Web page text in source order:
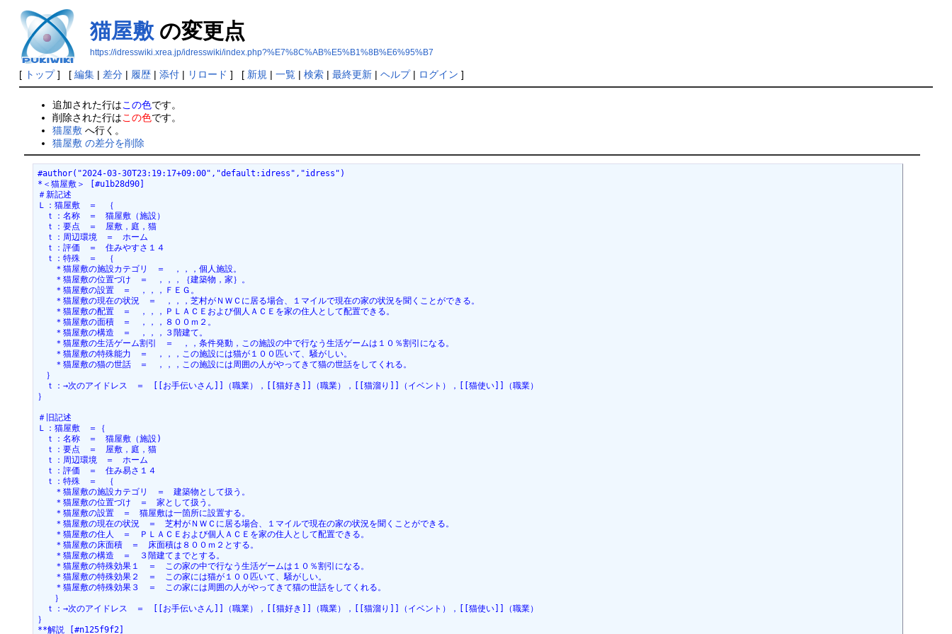
猫屋敷の変更点
https://idresswiki.xrea.jp/idresswiki/index.php?%E7%8C%AB%E5%B1%8B%E6%95%B7
[ トップ] [ 編集| 差分| 履歴| 添付| リロード ] [ 新規 | 一覧| 検索| 最終更新| ヘルプ| ログイン ]
追加された行はこの色です。
削除された行はこの色です。
猫屋敷 へ行く。
猫屋敷 の差分を削除
#author("2024-03-30T23:19:17+09:00","default:idress","idress")
*＜猫屋敷＞ [#u1b28d90]
＃新記述
Ｌ：猫屋敷　＝　｛
ｔ：名称　＝　猫屋敷（施設）
ｔ：要点　＝　屋敷，庭，猫
ｔ：周辺環境　＝　ホーム
ｔ：評価　＝　住みやすさ１４
ｔ：特殊　＝　｛
＊猫屋敷の施設カテゴリ　＝　，，，個人施設。
＊猫屋敷の位置づけ　＝　，，，｛建築物，家｝。
＊猫屋敷の設置　＝　，，，ＦＥＧ。
＊猫屋敷の現在の状況　＝　，，，芝村がＮＷＣに居る場合、１マイルで現在の家の状況を聞くことができる。
＊猫屋敷の配置　＝　，，，ＰＬＡＣＥおよび個人ＡＣＥを家の住人として配置できる。
＊猫屋敷の面積　＝　，，，８００ｍ２。
＊猫屋敷の構造　＝　，，，３階建て。
＊猫屋敷の生活ゲーム割引　＝　，，条件発動，この施設の中で行なう生活ゲームは１０％割引になる。
＊猫屋敷の特殊能力　＝　，，，この施設には猫が１００匹いて、騒がしい。
＊猫屋敷の猫の世話　＝　，，，この施設には周囲の人がやってきて猫の世話をしてくれる。
｝
ｔ：→次のアイドレス　＝　[[お手伝いさん]]（職業），[[猫好き]]（職業），[[猫溜り]]（イベント），[[猫使い]]（職業）
｝
＃旧記述
Ｌ：猫屋敷　＝｛
ｔ：名称　＝　猫屋敷（施設)
ｔ：要点　＝　屋敷，庭，猫
ｔ：周辺環境　＝　ホーム
ｔ：評価　＝　住み易さ１４
ｔ：特殊　＝　｛
＊猫屋敷の施設カテゴリ　＝　建築物として扱う。
＊猫屋敷の位置づけ　＝　家として扱う。
＊猫屋敷の設置　＝　猫屋敷は一箇所に設置する。
＊猫屋敷の現在の状況　＝　芝村がＮＷＣに居る場合、１マイルで現在の家の状況を聞くことができる。
＊猫屋敷の住人　＝　ＰＬＡＣＥおよび個人ＡＣＥを家の住人として配置できる。
＊猫屋敷の床面積　＝　床面積は８００ｍ２とする。
＊猫屋敷の構造　＝　３階建てまでとする。
＊猫屋敷の特殊効果１　＝　この家の中で行なう生活ゲームは１０％割引になる。
＊猫屋敷の特殊効果２　＝　この家には猫が１００匹いて、騒がしい。
＊猫屋敷の特殊効果３　＝　この家には周囲の人がやってきて猫の世話をしてくれる。
｝
ｔ：→次のアイドレス　＝　[[お手伝いさん]]（職業），[[猫好き]]（職業），[[猫溜り]]（イベント），[[猫使い]]（職業）
｝
**解説 [#n125f9f2]